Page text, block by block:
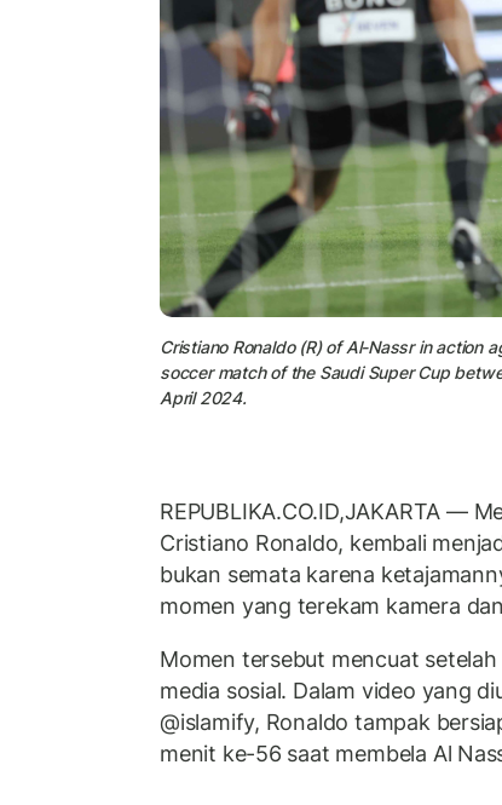
Cristiano Ronaldo (R) of Al-Nassr in action
soccer match of the Saudi Super Cup
April 2024.
REPUBLIKA.CO.ID,JAKARTA —
Cristiano Ronaldo, kembali
bukan semata karena
momen yang terekam kamera
Momen tersebut mencuat
media sosial. Dalam video yang
@islamify, Ronaldo tampak
menit ke-56 saat membela Al